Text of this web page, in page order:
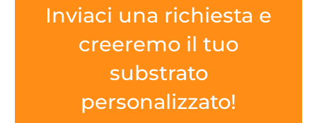
Inviaci una richiesta e
creeremo il tuo
substrato
personalizzato!